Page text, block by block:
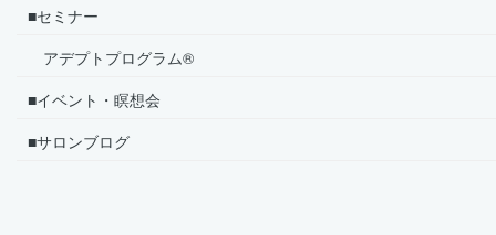
■セミナー
アデプトプログラム®
■イベント・瞑想会
■サロンブログ